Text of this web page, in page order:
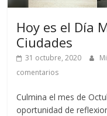
Hoy es el Día
Ciudades
31 octubre, 2020
comentarios
Culmina el mes de
oportunidad de